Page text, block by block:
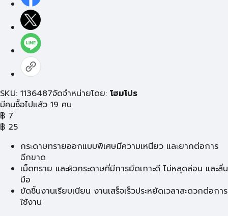
SKU: 1136487จัดจำหน่ายโดย: โฮมโปร
มีคนซื้อไปแล้ว 19 คน
฿ 7
฿ 25
กระดาษทรายออกแบบพิเศษมีความเหนียว และยากต่อการ
ฉีกขาด
เม็ดทราย และผิวกระดาษที่มีการยึดเกาะดี ไม่หลุดล่อน และลื่น
มือ
ขัดชิ้นงานเรียบเนียน งานเสร็จเร็วประหยัดเวลาสะดวกต่อการ
ใช้งาน